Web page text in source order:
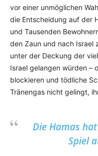
vor einer unmöglichen
die Entscheidung auf der
und Tausenden
den Zaun und nach Israel
unter der Deckung der
Israel gelangen würden –
blockieren und tödliche
Tränengas nicht gelingt,
Die Hamas
Spiel